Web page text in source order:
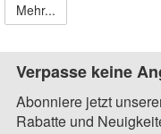
Mehr...
Verpasse keine
Abonniere jetzt
Rabatte und